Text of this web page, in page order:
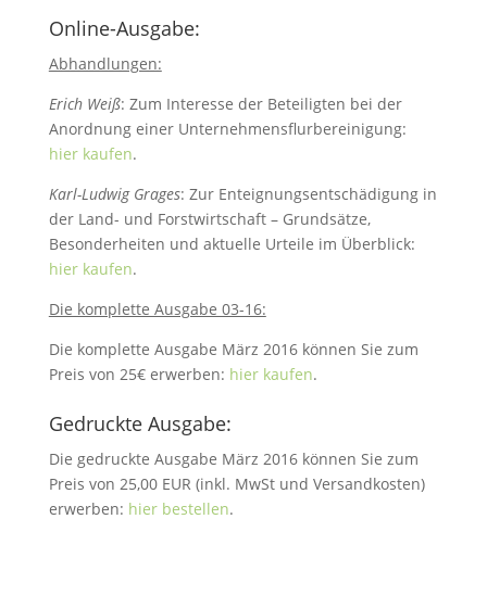
Online-Ausgabe:
Abhandlungen:
Erich Weiß: Zum Interesse der Beteiligten bei der
Anordnung einer Unternehmensflurbereinigung:
hier kaufen.
Karl-Ludwig Grages: Zur Enteignungsentschädigung in
der Land- und Forstwirtschaft – Grundsätze,
Besonderheiten und aktuelle Urteile im Überblick:
hier kaufen.
Die komplette Ausgabe 03-16:
Die komplette Ausgabe März 2016 können Sie zum
Preis von 25€ erwerben: hier kaufen.
Gedruckte Ausgabe:
Die gedruckte Ausgabe März 2016 können Sie zum
Preis von 25,00 EUR (inkl. MwSt und Versandkosten)
erwerben: hier bestellen.